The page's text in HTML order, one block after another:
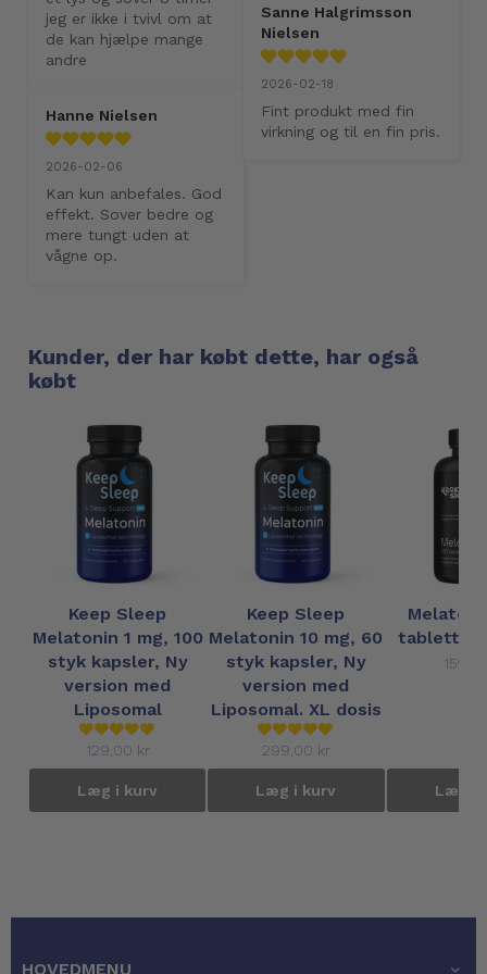
jeg er ikke i tvivl om at
de kan hjælpe mange
andre
Hanne Nielsen
2026-02-06
Kan kun anbefales. God
effekt. Sover bedre og
mere tungt uden at
vågne op.
Sanne Halgrimsson
Nielsen
2026-02-18
Fint produkt med fin
virkning og til en fin pris.
Kunder, der har købt dette, har også
købt
Keep Sleep
Melatonin 1 mg, 100
styk kapsler, Ny
version med
Liposomal
129,00 kr
Læg i kurv
Keep Sleep
Melatonin 10 mg, 60
styk kapsler, Ny
version med
Liposomal. XL dosis
299,00 kr
Læg i kurv
tabletter
Læg i
HOVEDMENU